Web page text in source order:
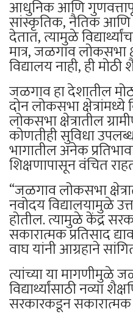
आधुनिक आणि
सांस्कृतिक, नैतिक आणि
देतात, त्यामुळे
मात्र, जळगाव लोकसभा
विद्यालय नाही, ही
जळगाव हा देशातील
दोन लोकसभा
लोकसभा क्षेत्रातील
कोणतीही सुविधा
भागातील अनेक
शिक्षणापासून वंचित
“जळगाव लोकसभा
नवोदय विद्यालयामुळे
होतील. त्यामुळे केंद्र
सकारात्मक प्रतिसाद
वाघ यांनी आग्रहाने
त्यांच्या या मागणीमुळे
विद्यार्थ्यांसाठी नव्या
सरकारकडून सकारात्मक